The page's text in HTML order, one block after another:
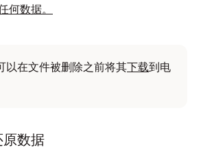
何数据。
以在文件被删除之前将其下载到电
数据